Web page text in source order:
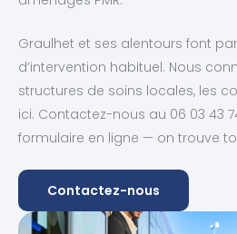
Graulhet et ses alentours font
d’intervention habituel. Nous
structures de soins locales, les
ici. Contactez-nous au 06 03 43
formulaire en ligne — on trouve
Contactez-nous